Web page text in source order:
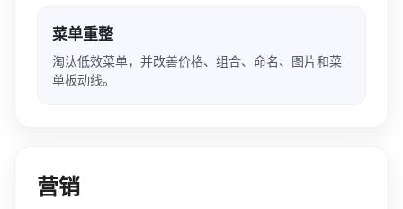
菜单重整
淘汰低效菜单，并改善价格、组合、命名、图片和菜
单板动线。
营销